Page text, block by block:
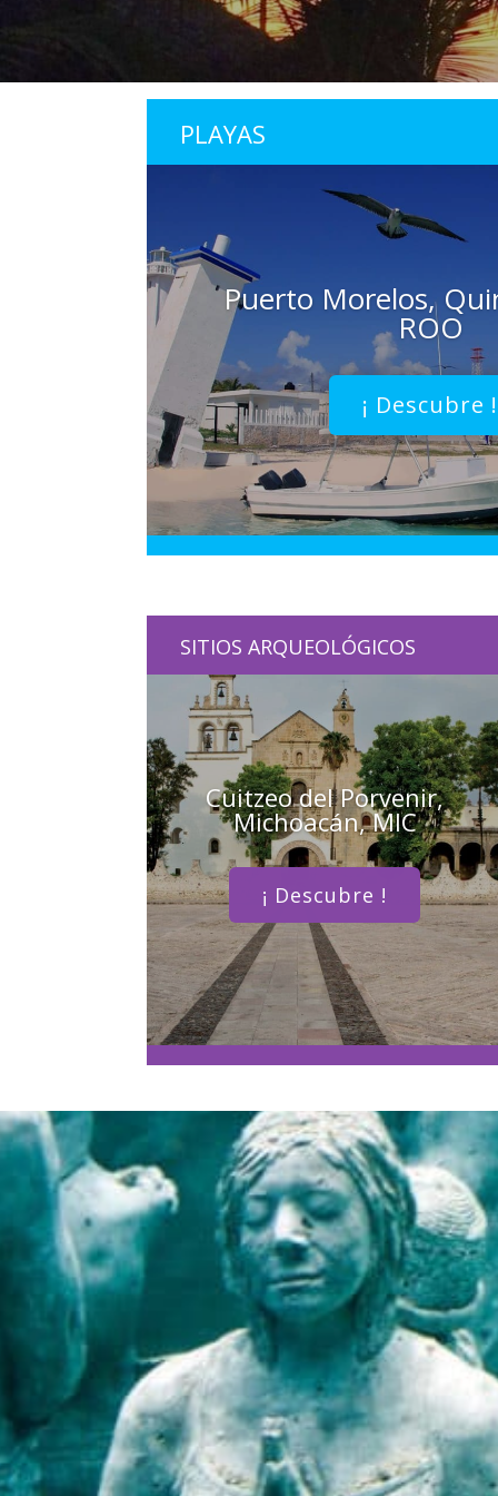
PLAYAS
Puerto Morelos,
ROO
¡ Descubre !
SITIOS ARQUEOLÓGICOS
Cuitzeo del Porvenir,
Michoacán, MIC
¡ Descubre !